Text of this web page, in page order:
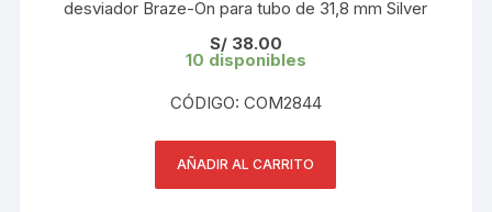
desviador Braze-On para tubo de 31,8 mm Silver
S/38.00
10 disponibles
CÓDIGO: COM2844
AÑADIR AL CARRITO